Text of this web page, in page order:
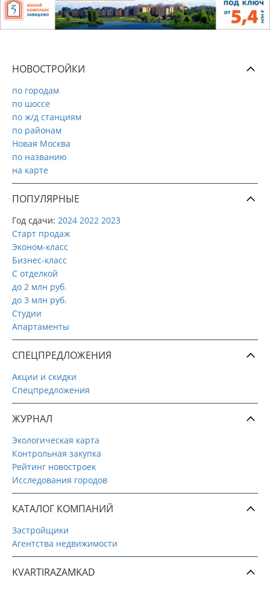
НОВОСТРОЙКИ
по городам
по шоссе
по ж/д станциям
по районам
Новая Москва
по названию
на карте
ПОПУЛЯРНЫЕ
Год сдачи: 2024 2022 2023
Старт продаж
Эконом-класс
Бизнес-класс
С отделкой
до 2 млн руб.
до 3 млн руб.
Студии
Апартаменты
СПЕЦПРЕДЛОЖЕНИЯ
Акции и скидки
Спецпредложения
ЖУРНАЛ
Экологическая карта
Контрольная закупка
Рейтинг новостроек
Исследования городов
КАТАЛОГ КОМПАНИЙ
Застройщики
Агентства недвижимости
KVARTIRAZAMKAD